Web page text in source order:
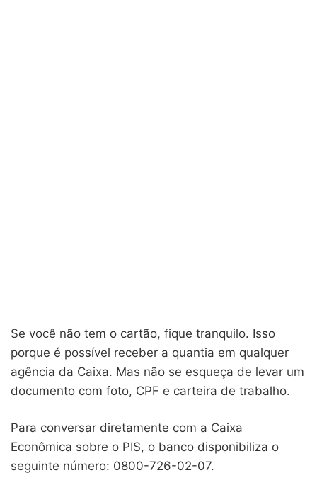
Se você não tem o cartão, fique tranquilo. Isso
porque é possível receber a quantia em qualquer
agência da Caixa. Mas não se esqueça de levar um
documento com foto, CPF e carteira de trabalho.
Para conversar diretamente com a Caixa
Econômica sobre o PIS, o banco disponibiliza o
seguinte número: 0800-726-02-07.